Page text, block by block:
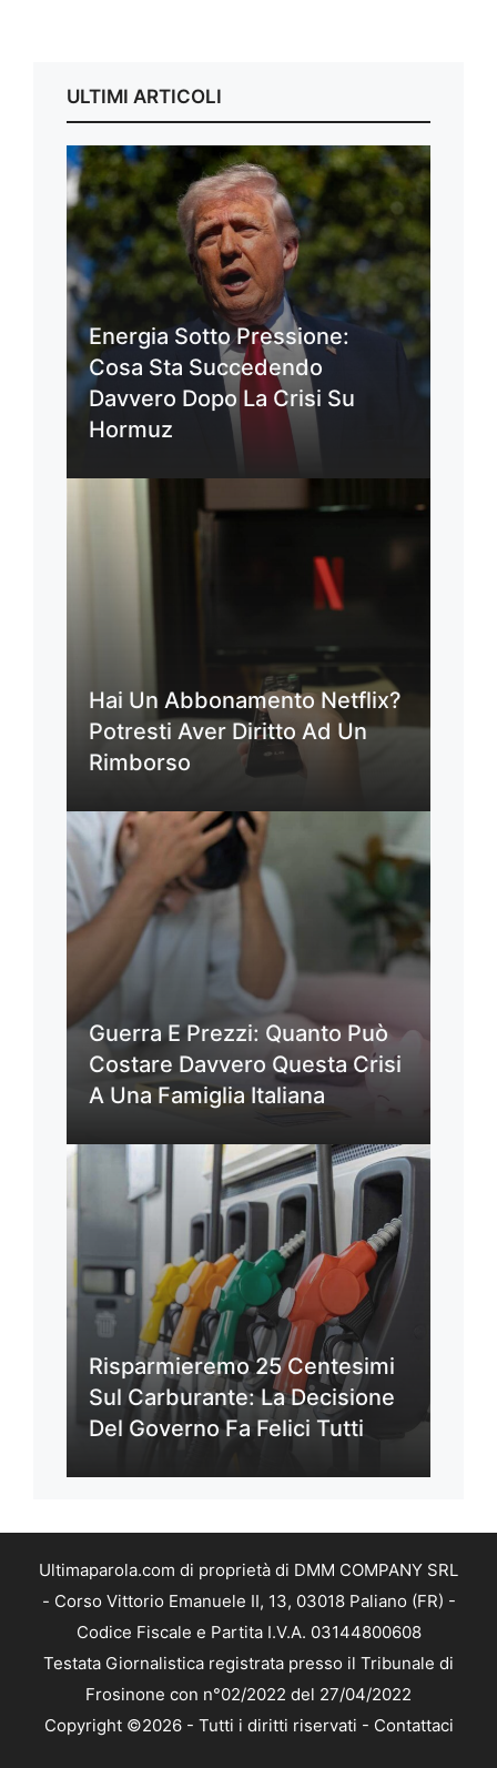
ULTIMI ARTICOLI
Energia Sotto Pressione:
Cosa Sta Succedendo
Davvero Dopo La Crisi Su
Hormuz
Hai Un Abbonamento Netflix?
Potresti Aver Diritto Ad Un
Rimborso
Guerra E Prezzi: Quanto Può
Costare Davvero Questa Crisi
A Una Famiglia Italiana
Risparmieremo 25 Centesimi
Sul Carburante: La Decisione
Del Governo Fa Felici Tutti
Ultimaparola.com di proprietà di DMM COMPANY SRL
- Corso Vittorio Emanuele II, 13, 03018 Paliano (FR) -
Codice Fiscale e Partita I.V.A. 03144800608
Testata Giornalistica registrata presso il Tribunale di
Frosinone con n°02/2022 del 27/04/2022
Copyright ©2026 - Tutti i diritti riservati - Contattaci